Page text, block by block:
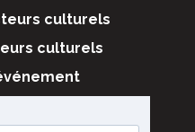
culturels
culturels